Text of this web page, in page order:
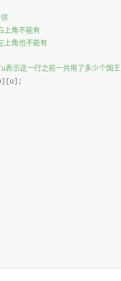
上角不能有
上角也不能有
u表示这一行之前一共用了多少个国王